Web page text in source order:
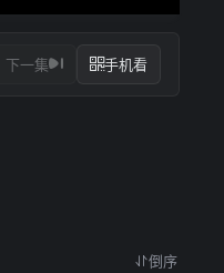
下一集 手机看
倒序